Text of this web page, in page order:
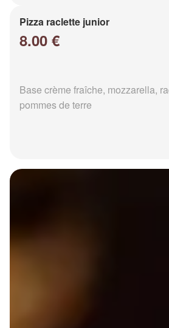
Pizza raclette junior
8.00 €
Base crème fraîche, mozzarella,
pommes de terre